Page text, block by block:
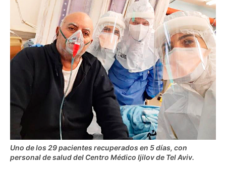
Uno de los 29 pacientes recuperados en 5 días, con
personal de salud del Centro Médico Ijilov de Tel Aviv.